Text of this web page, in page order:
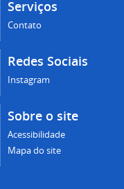
Serviços
Contato
Redes Sociais
Instagram
Sobre o site
Acessibilidade
Mapa do site